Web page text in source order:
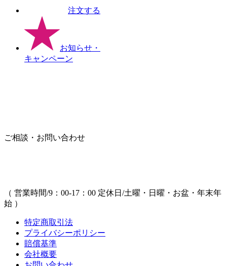
注文する
お知らせ ・
キャンペーン
ご相談・お問い合わせ
（ 営業時間/9：00-17：00 定休日/土曜・日曜・お盆・年末年
始 ）
特定商取引法
プライバシーポリシー
賠償基準
会社概要